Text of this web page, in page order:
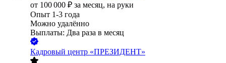
от 100 000 ₽ за месяц, на руки
Опыт 1-3 года
Можно удалённо
Выплаты: Два раза в месяц
Кадровый центр «ПРЕЗИДЕНТ»